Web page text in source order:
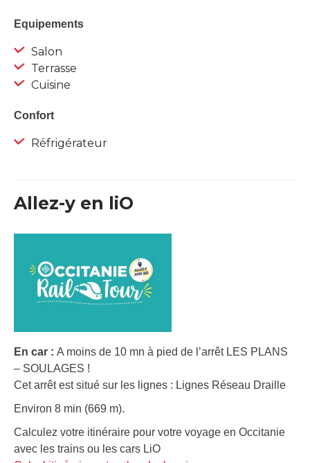
Equipements
Salon
Terrasse
Cuisine
Confort
Réfrigérateur
Allez-y en liO
En car : A moins de 10 mn à pied de l’arrêt LES PLANS
– SOULAGES !
Cet arrêt est situé sur les lignes : Lignes Réseau Draille
Environ 8 min (669 m).
Calculez votre itinéraire pour votre voyage en Occitanie
avec les trains ou les cars LiO